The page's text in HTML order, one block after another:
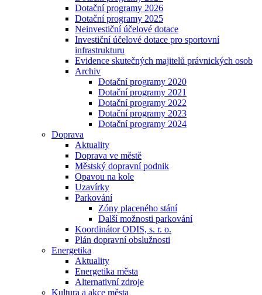
Dotační programy 2026
Dotační programy 2025
Neinvestiční účelové dotace
Investiční účelové dotace pro sportovní
infrastrukturu
Evidence skutečných majitelů právnických osob
Archiv
Dotační programy 2020
Dotační programy 2021
Dotační programy 2022
Dotační programy 2023
Dotační programy 2024
Doprava
Aktuality
Doprava ve městě
Městský dopravní podnik
Opavou na kole
Uzavírky
Parkování
Zóny placeného stání
Další možnosti parkování
Koordinátor ODIS, s. r. o.
Plán dopravní obslužnosti
Energetika
Aktuality
Energetika města
Alternativní zdroje
Kultura a akce města